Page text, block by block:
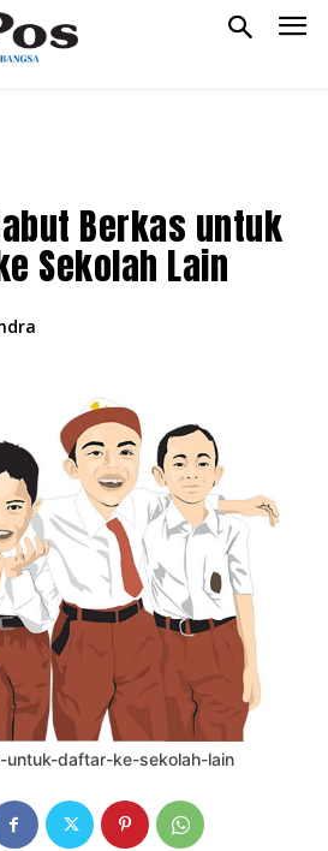
Berkas untuk
Sekolah Lain
daftar-ke-sekolah-lain